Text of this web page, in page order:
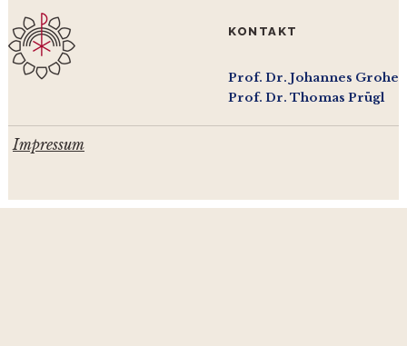
KONTAKT
Prof. Dr. Johannes Grohe
Prof. Dr. Thomas Prügl
Impressum